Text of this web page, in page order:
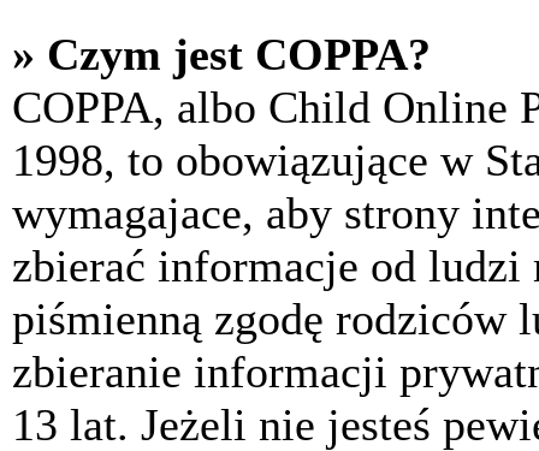
» Czym jest COPPA?
COPPA, albo Child Online
1998, to obowiązujące w
wymagajace, aby strony
zbierać informacje od
piśmienną zgodę rodziców
zbieranie informacji
13 lat. Jeżeli nie jesteś